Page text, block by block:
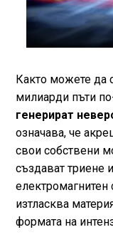
Както можете да
милиарди пъти
генерират
означава, че
свои собствени
създават триене
изтласква
формата на